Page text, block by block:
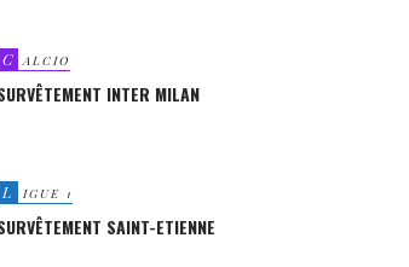
C ALCIO
INTER MILAN
L IGUE 1
SAINT-ETIENNE